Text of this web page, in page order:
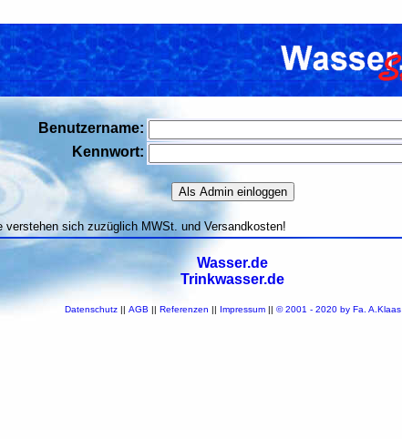
Benutzername:
Kennwort:
sich zuzüglich MWSt. und Versandkosten!
Wasser.de
Trinkwasser.de
Datenschutz|| AGB || Referenzen || Impressum|| © 2001 - 2020 by Fa. A.Klaas